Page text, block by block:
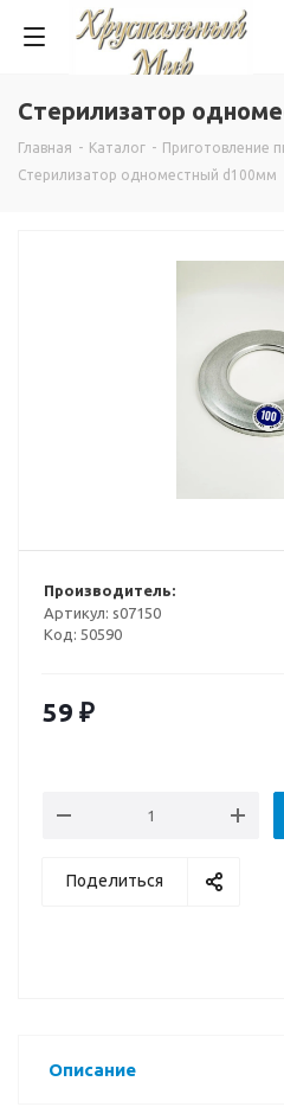
Стерилизатор
Главная - Каталог - Приготовление
Стерилизатор одноместный d100мм
Производитель:
Артикул: s07150
Код: 50590
59 ₽
Поделиться
Описание